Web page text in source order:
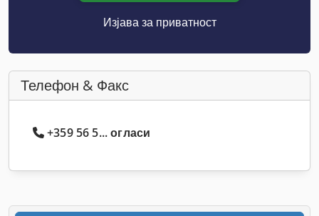
Изјава за приватност
Телефон & Факс
+359 56 5... огласи